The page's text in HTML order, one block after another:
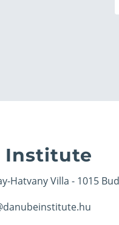
Institute
Hatvany Villa - 1015